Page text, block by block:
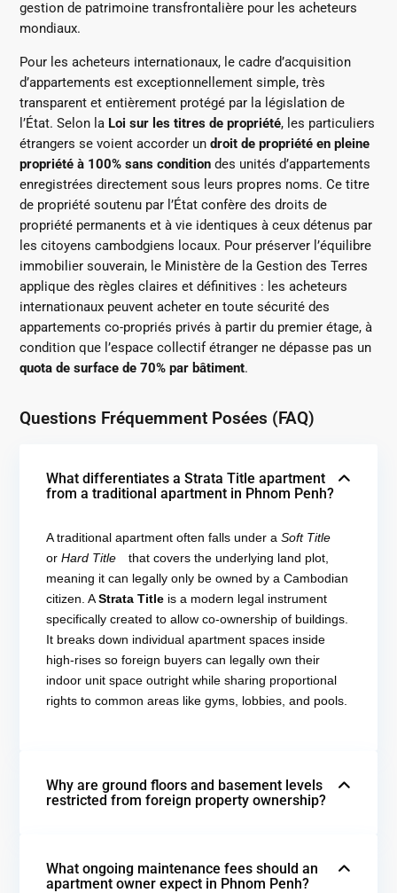
gestion de patrimoine transfrontalière pour les acheteurs
mondiaux.
Pour les acheteurs internationaux, le cadre d’acquisition
d’appartements est exceptionnellement simple, très
transparent et entièrement protégé par la législation de
l’État. Selon la Loi sur les titres de propriété, les particuliers
étrangers se voient accorder un droit de propriété en pleine
propriété à 100% sans condition des unités d’appartements
enregistrées directement sous leurs propres noms. Ce titre
de propriété soutenu par l’État confère des droits de
propriété permanents et à vie identiques à ceux détenus par
les citoyens cambodgiens locaux. Pour préserver l’équilibre
immobilier souverain, le Ministère de la Gestion des Terres
applique des règles claires et définitives : les acheteurs
internationaux peuvent acheter en toute sécurité des
appartements co-propriés privés à partir du premier étage, à
condition que l’espace collectif étranger ne dépasse pas un
quota de surface de 70% par bâtiment.
Questions Fréquemment Posées (FAQ)
What differentiates a Strata Title apartment
from a traditional apartment in Phnom Penh?
A traditional apartment often falls under a Soft Title
or Hard Title
that covers the underlying land plot,
meaning it can legally only be owned by a Cambodian
citizen. AStrata Title is a modern legal instrument
specifically created to allow co-ownership of buildings.
It breaks down individual apartment spaces inside
high-rises so foreign buyers can legally own their
indoor unit space outright while sharing proportional
rights to common areas like gyms, lobbies, and pools.
Why are ground floors and basement levels
restricted from foreign property ownership?
What ongoing maintenance fees should an
apartment owner expect in Phnom Penh?